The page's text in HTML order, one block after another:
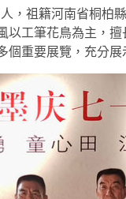
，祖籍河南省桐柏
以工筆花鳥為主，
個重要展覽，充分